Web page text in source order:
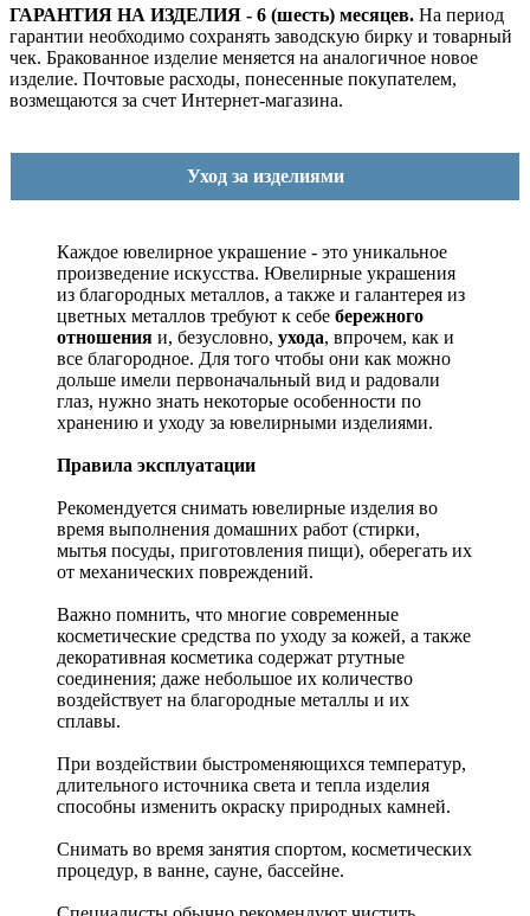
ГАРАНТИЯ НА ИЗДЕЛИЯ - 6 (шесть) месяцев. На период
гарантии необходимо сохранять заводскую бирку и товарный
чек. Бракованное изделие меняется на аналогичное новое
изделие. Почтовые расходы, понесенные покупателем,
возмещаются за счет Интернет-магазина.
Уход за изделиями
Каждое ювелирное украшение - это уникальное
произведение искусства. Ювелирные украшения
из благородных металлов, а также и галантерея из
цветных металлов требуют к себе бережного
отношения и, безусловно, ухода, впрочем, как и
все благородное. Для того чтобы они как можно
дольше имели первоначальный вид и радовали
глаз, нужно знать некоторые особенности по
хранению и уходу за ювелирными изделиями.
Правила эксплуатации
Рекомендуется снимать ювелирные изделия во
время выполнения домашних работ (стирки,
мытья посуды, приготовления пищи), оберегать их
от механических повреждений.
Важно помнить, что многие современные
косметические средства по уходу за кожей, а также
декоративная косметика содержат ртутные
соединения; даже небольшое их количество
воздействует на благородные металлы и их
сплавы.
При воздействии быстроменяющихся температур,
длительного источника света и тепла изделия
способны изменить окраску природных камней.
Снимать во время занятия спортом, косметических
процедур, в ванне, сауне, бассейне.